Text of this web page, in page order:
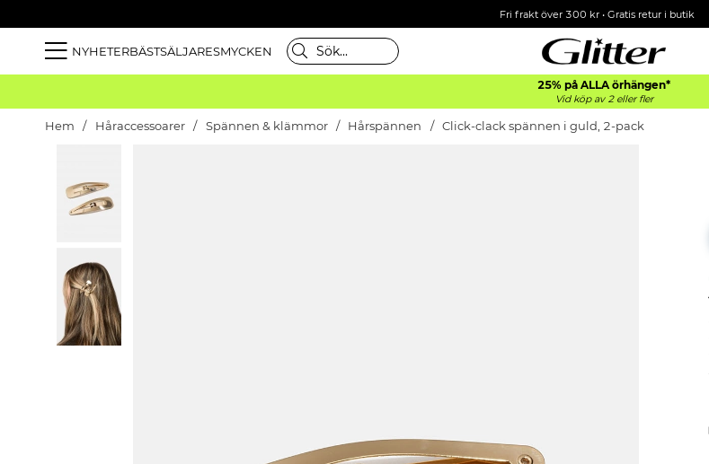
Fri frakt över 300 kr• Gratis retur i butik
NYHETERBÄSTSÄLJARESMYCKEN
25% på ALLA örhängen*
Vid köp av 2 eller fler
Hem Håraccessoarer Spännen & klämmor Hårspännen Click-clack spännen i guld, 2-pack